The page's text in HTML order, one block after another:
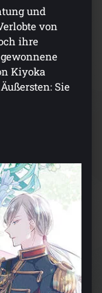
und
von
ihre
Kiyoka
Sie